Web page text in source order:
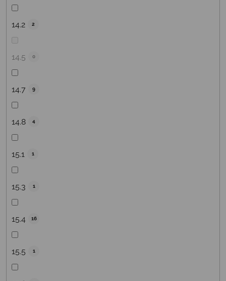
14.2 2
14.5 0
14.7 9
14.8 4
15.1 1
15.3 1
15.4 16
15.5 1